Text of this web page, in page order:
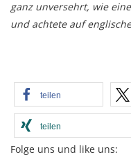
ganz unversehrt, wie
und achtete auf
teilen
teilen
Folge uns und like uns: